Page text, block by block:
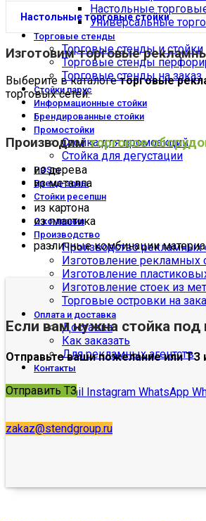
Настольные
Универсальные
Торговые стенды
Торговые стенды и стойки
Торговые стенды
Торговые стенды на заказ
Стойки парус
Информационные стойки
Брендированные стойки
Промостойки
Стойка для промоакций
Стойка для дегустации
POSm
Бренд-зоны
Стойки ресепшн
О компании
Производство
Производство рекламных
Изготовление рекламных
Изготовление
Изготовление стоек из
Торговые островки на
Оплата и доставка
Доставка
Как заказать
Для рекламных агентств
Контакты
Facebook Email Instagram WhatsApp
Настольные торговые стойки
Изготовимторговые
Выберите в каталогеторговые
торговых сетей.
Производимторговое
из дерева
из металла
из картона
из пластика
различные комбинации
Если вам нужна стойка
Отправьте ваши пожелание или
Отправить ТЗ
zakaz@stendgroup.ru